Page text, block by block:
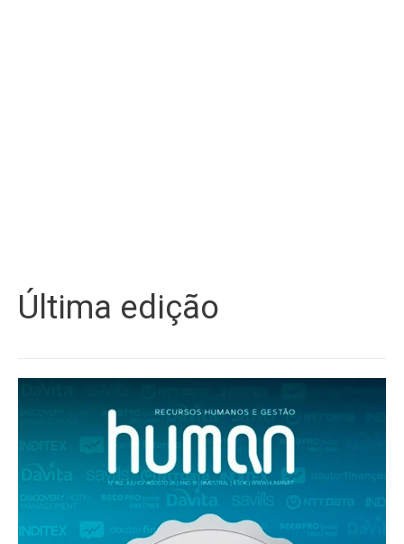
Última edição